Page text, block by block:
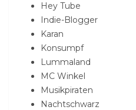
Hey Tube
Indie-Blogger
Karan
Konsumpf
Lummaland
MC Winkel
Musikpiraten
Nachtschwarz